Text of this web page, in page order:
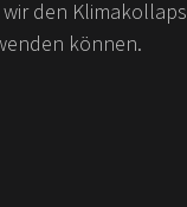
wir den Klimakollaps
können.